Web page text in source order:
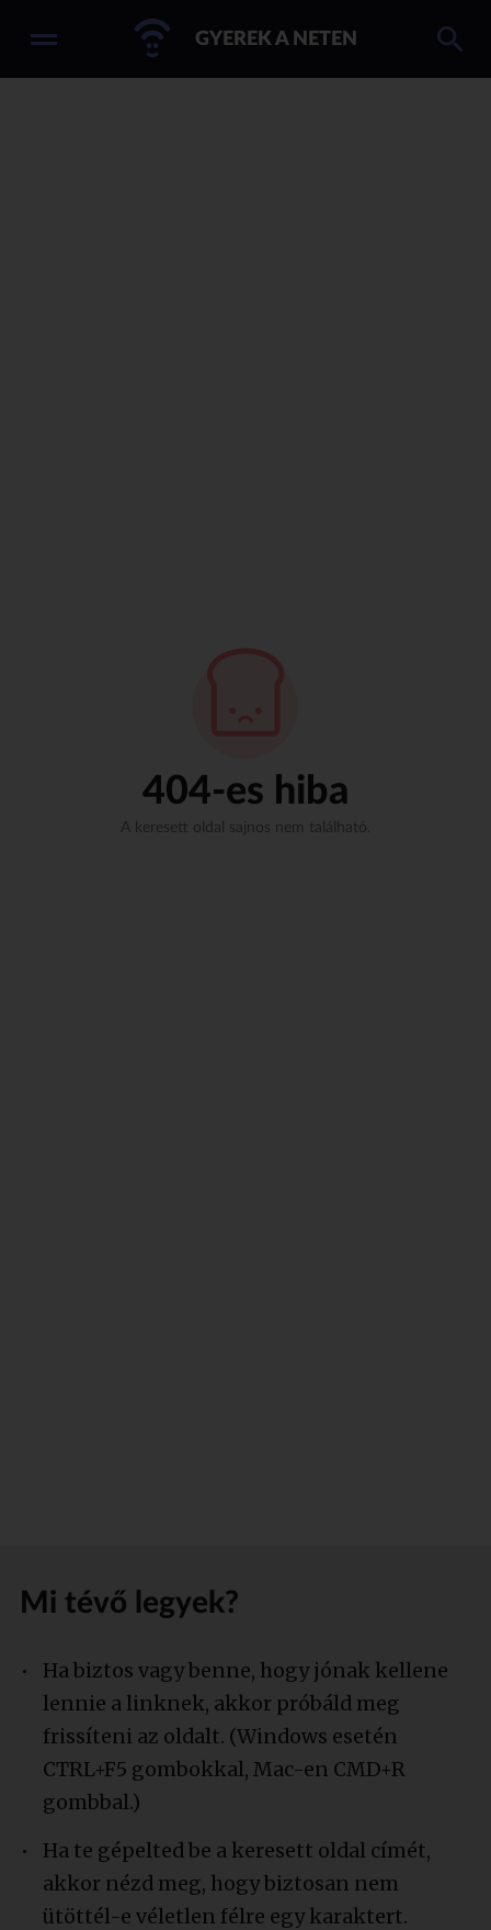
GYEREK A NETEN
404-es hiba
A keresett oldal sajnos nem található.
Mi tévő legyek?
Ha biztos vagy benne, hogy jónak kellene
lennie a linknek, akkor próbáld meg
frissíteni az oldalt. (Windows esetén
CTRL+F5 gombokkal, Mac-en CMD+R
gombbal.)
Ha te gépelted be a keresett oldal címét,
akkor nézd meg, hogy biztosan nem
ütöttél-e véletlen félre egy karaktert.